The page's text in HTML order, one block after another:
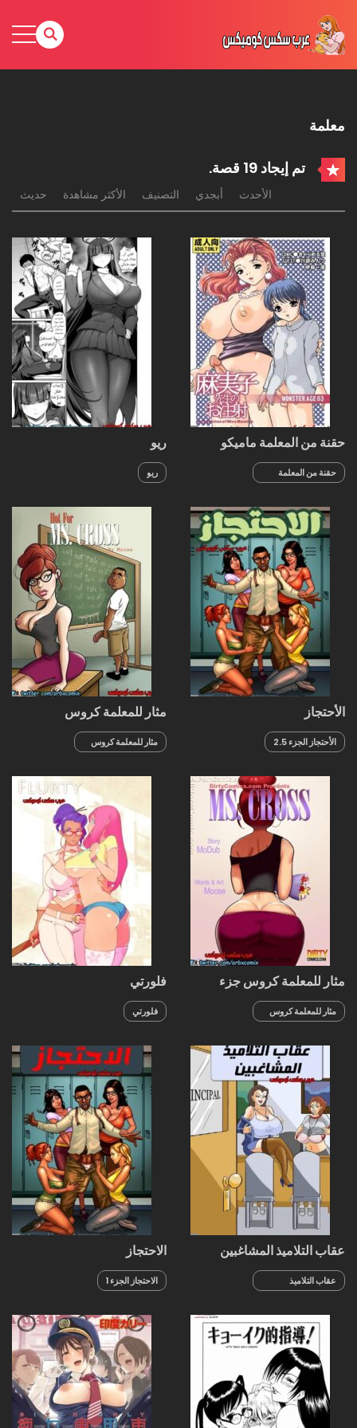
معلمة
تم إيجاد 19 قصة.
الأحدث أبجدي التصنيف الأكثر مشاهدة حديث
حقنة من المعلمة ماميكو
حقنة من المعلمة
ماميكو
ريو
ريو
الأحتجاز
الأحتجاز الجزء 2.5
مثار للمعلمة كروس
مثار للمعلمة كروس
الجزء 1
مثار للمعلمة كروس جزء
خاص
مثار للمعلمة كروس
جزء خاص
فلورتي
فلورتي
عقاب التلاميذ المشاغبين
عقاب التلاميذ
المشاغبين
الاحتجاز
الاحتجاز الجزء 1